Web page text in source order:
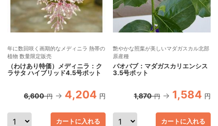
年に数回咲く画期的なメディニラ 熱帯の
植物 数量限定販売
（わけあり特価）メディニラ：ク
ラサタ ハイブリッド4.5号ポット
6,600 円 4,204 円
カートに入れる
艶やかな照葉が美しいマダガスカル北部
原産種
バオバブ：マダガスカリエンシス
3.5号ポット
1,870 円 1,584 円
カートに入れる